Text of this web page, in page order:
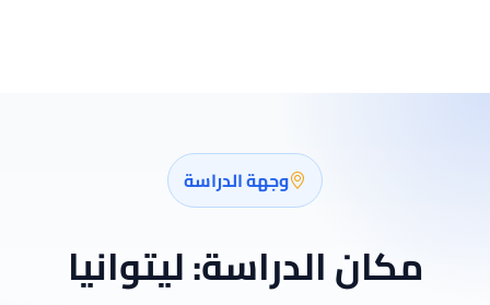
وجهة الدراسة
مكان الدراسة:ليتوانيا